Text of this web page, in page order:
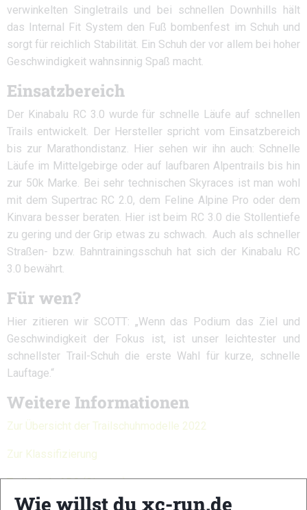
verwinkelten Singletrails und bei schnellen Downhills hält
das Internal Fit System den Fuß bombenfest im Schuh und
sorgt für reichlich Stabilität. Ein Schuh der vor allem bei hoher
Geschwindigkeit wahnsinnig Spaß macht.
Einsatzbereich
Der Kinabalu RC 3.0 wurde für schnelle Läufe auf schnellen
Trails entwickelt. Der Hersteller spricht vom Einsatzbereich
bis zur Marathondistanz. Hier sehen wir ihn auch: Schnelle
Läufe im Mittelgebirge oder auf laufbaren Alpentrails bis hin
zur 50k Marke. Bei sehr technischen Skyraces ist man wohl
mit dem Supertrac RC 2.0, dem Feline Alpine Pro oder dem
Kinvara besser beraten. Hier ist beim RC 3.0 die Stollentiefe
zu gering und der Grip etwas zu schwach. Auch als schneller
Straßen- bzw. Bahntrainingsschuh hat sich der Kinabalu RC
3.0 bewährt.
Für wen?
Hier zitieren wir SCOTT: „Wenn das Podium das Ziel und
Geschwindigkeit der Fokus ist, ist unser leichtester und
schnellster Trail-Schuh die erste Wahl für kurze, schnelle
Lauftage.“
Weitere Informationen
Zur Übersicht der Trailschuhmodelle 2022
Zur Klassifizierung
Trailschuh-ABC (Glossar)
Wie willst du xc-run.de